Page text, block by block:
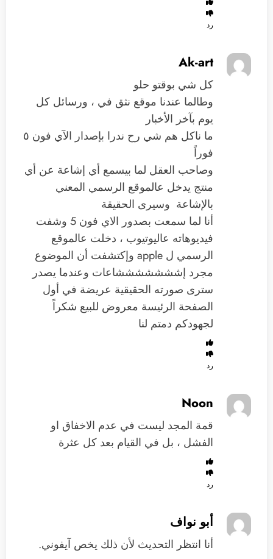
رد
Ak-art
كل شي بوقتو حلو
وطالما عندنا موقع نثق في ، ورسائل كل
يوم بآخر الأخبار
ما ناكل هم شي رح ندرا بإصدار الآي فون ٥
فوراً
وصاحب العقل لما بيسمع أي إشاعة عن أي
منتج يدخل عالموقع الرسمي المعني
بالإشاعة وسيرى الحقيقة
أنا لما سمعت بصدور الاي فون 5 وشفت
فيديوهاته عاليوتيوب ، دخلت عالموقع
الرسمي ل apple وإكتشفت أن الموضوع
مجرد إشششششششاعات وعندما يصدر
سترى صورته الحقيقية عريضة في أول
الصفحة الرئيسة معروض للبيع شكراً
لجهودكم دمتم لنا
رد
Noon
قمة المجد ليست في عدم الاخفاق او
الفشل ، بل في القيام بعد كل عثرة
رد
أبو نواف
أنا انتظر التحديث لأن ذلك يخص آيفوني.